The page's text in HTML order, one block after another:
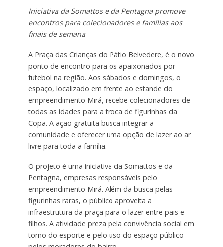
Iniciativa da Somattos e da Pentagna promove
encontros para colecionadores e famílias aos
finais de semana
A Praça das Crianças do Pátio Belvedere, é o novo
ponto de encontro para os apaixonados por
futebol na região. Aos sábados e domingos, o
espaço, localizado em frente ao estande do
empreendimento Mirá, recebe colecionadores de
todas as idades para a troca de figurinhas da
Copa. A ação gratuita busca integrar a
comunidade e oferecer uma opção de lazer ao ar
livre para toda a família.
O projeto é uma iniciativa da Somattos e da
Pentagna, empresas responsáveis pelo
empreendimento Mirá. Além da busca pelas
figurinhas raras, o público aproveita a
infraestrutura da praça para o lazer entre pais e
filhos. A atividade preza pela convivência social em
torno do esporte e pelo uso do espaço público